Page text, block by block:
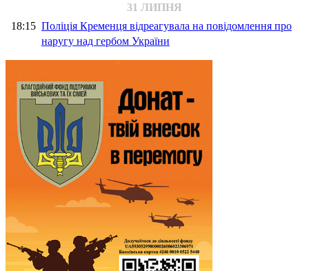
31 ЛИПНЯ
18:15 Поліція Кременця відреагувала на повідомлення про
наругу над гербом України